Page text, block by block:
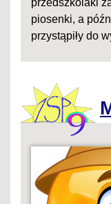
przedszkolaki
piosenki, a
przystąpiły do